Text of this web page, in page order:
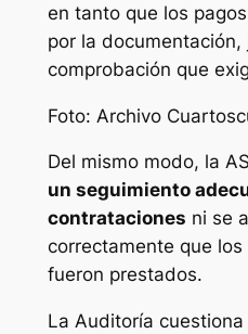
en tanto que los
por la
comprobación que
Foto: Archivo
Del mismo modo, la
un seguimiento
contrataciones ni se
correctamente que
fueron prestados.
La Auditoría cuestiona